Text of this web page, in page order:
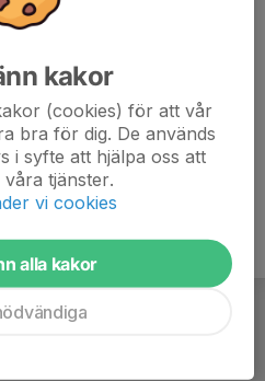
kakor
(cookies) för att vår
bra för dig. De används
i syfte att hjälpa oss att
tjänster.
vi cookies
alla kakor